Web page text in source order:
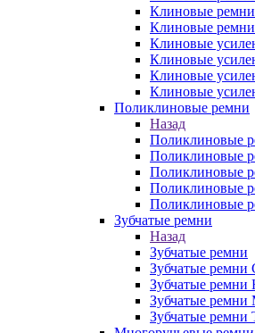
Клиновые
Клиновые
Клиновые
Клиновые
Клиновые
Клиновые
Поликлиновые ремни
Назад
Поликлиновые
Поликлиновые
Поликлиновые
Поликлиновые
Поликлиновые
Зубчатые ремни
Назад
Зубчатые ремни
Зубчатые ремни
Зубчатые ремни
Зубчатые ремни
Зубчатые ремни